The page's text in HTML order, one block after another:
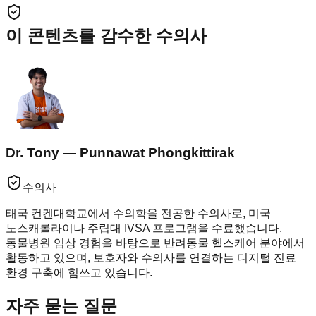
이 콘텐츠를 감수한 수의사
Dr. Tony — Punnawat Phongkittirak
수의사
태국 컨켄대학교에서 수의학을 전공한 수의사로, 미국
노스캐롤라이나 주립대 IVSA 프로그램을 수료했습니다.
동물병원 임상 경험을 바탕으로 반려동물 헬스케어 분야에서
활동하고 있으며, 보호자와 수의사를 연결하는 디지털 진료
환경 구축에 힘쓰고 있습니다.
자주 묻는 질문